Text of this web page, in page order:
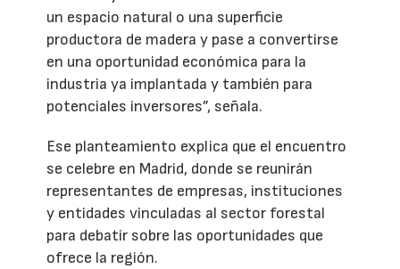
un espacio natural o una superficie
productora de madera y pase a convertirse
en una oportunidad económica para la
industria ya implantada y también para
potenciales inversores”, señala.
Ese planteamiento explica que el encuentro
se celebre en Madrid, donde se reunirán
representantes de empresas, instituciones
y entidades vinculadas al sector forestal
para debatir sobre las oportunidades que
ofrece la región.